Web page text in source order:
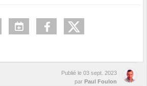
Publié le 03 sept. 2023
par Paul Foulon